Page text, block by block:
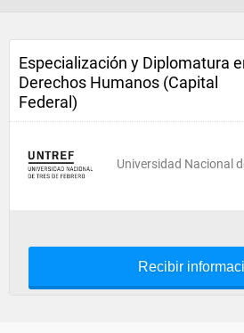
Especialización y Diplomatura
Derechos Humanos (Capital
Federal)
Universidad Nacional
Recibir